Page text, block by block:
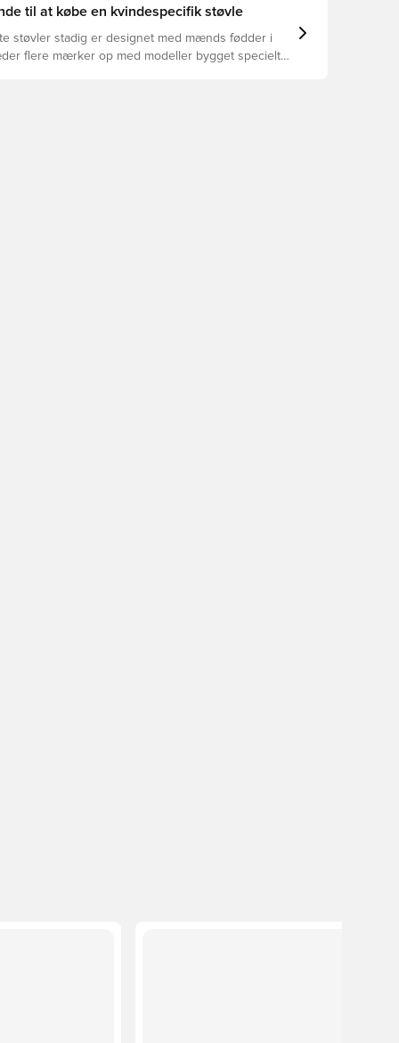
til at købe en kvindespecifik støvle
støvler stadig er designet med mænds fødder i
flere mærker op med modeller bygget specielt